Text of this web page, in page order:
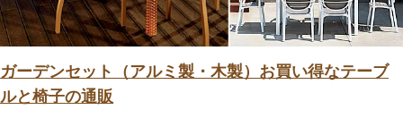
ガーデンセット（アルミ製・木製）お買い得なテーブ
ルと椅子の通販